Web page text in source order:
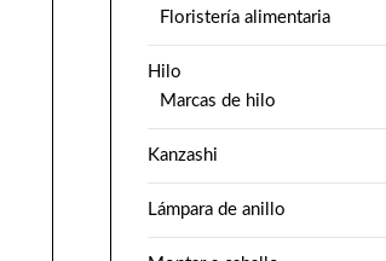
Floristería alimentaria
Hilo
Marcas de hilo
Kanzashi
Lámpara de anillo